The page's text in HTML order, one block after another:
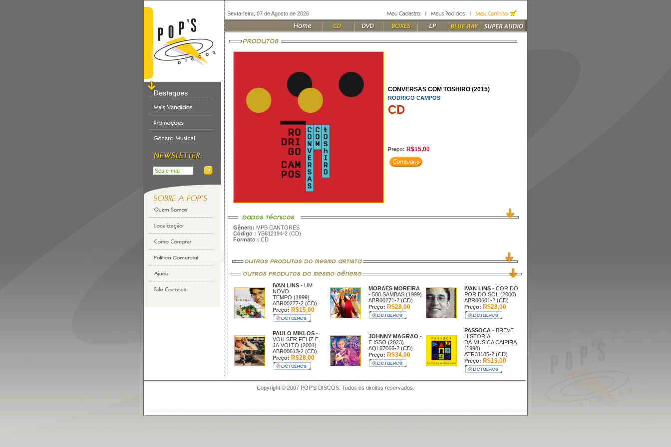
Sexta-feira, 07 de Agosto de 2026
CONVERSAS COM TOSHIRO (2015)
RODRIGO CAMPOS
CD
Preço: R$15,00
Gênero: MPB CANTORES
Código : YB612194-2 (CD)
Formato : CD
IVAN LINS - UM
NOVO
TEMPO (1999)
ABR00277-2 (CD)
Preço: R$15,00
MORAES MOREIRA
- 500 SAMBAS (1999)
ABR00271-2 (CD)
Preço: R$28,00
IVAN LINS - COR DO
POR DO SOL (2000)
ABR00601-2 (CD)
Preço: R$28,00
PAULO MIKLOS -
VOU SER FELIZ E
JA VOLTO (2001)
ABR00613-2 (CD)
Preço: R$28,00
JOHNNY MAGRAO -
E ISSO (2023)
AQL07066-2 (CD)
Preço: R$34,00
PASSOCA - BREVE
HISTORIA
DA MUSICA CAIPIRA
(1998)
ATR31185-2 (CD)
Preço: R$19,00
Copyright © 2007 POP'S DISCOS. Todos os direitos reservados.